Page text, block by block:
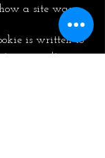
a site was
is written to
in preventing